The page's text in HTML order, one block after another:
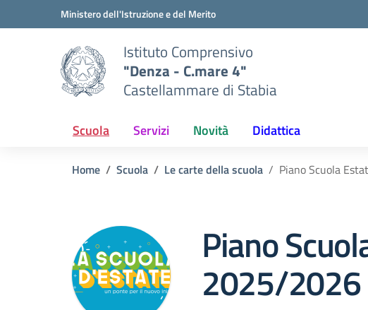
Vai ai contenuti
Vai al menu di navigazioneMinistero dell'Istruzione e del Merito
Istituto Comprensivo
"Denza - C.mare 4"
Castellammare di Stabia
Scuola Servizi Novità Didattica
Home Scuola Le carte della scuola Piano Scuola
Piano
2025/2026